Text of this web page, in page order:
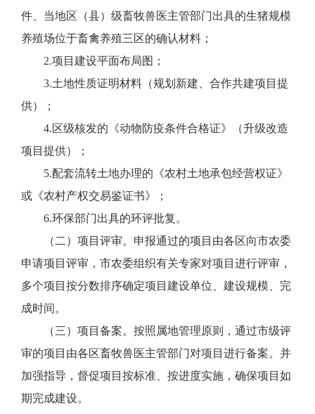
件、当地区（县）级畜牧兽医主管部门出具的生猪规模
养殖场位于畜禽养殖三区的确认材料；
2.项目建设平面布局图；
3.土地性质证明材料（规划新建、合作共建项目提
供）；
4.区级核发的《动物防疫条件合格证》（升级改造
项目提供）；
5.配套流转土地办理的《农村土地承包经营权证》
或《农村产权交易鉴证书》；
6.环保部门出具的环评批复。
（二）项目评审。申报通过的项目由各区向市农委
申请项目评审，市农委组织有关专家对项目进行评审，
多个项目按分数排序确定项目建设单位、建设规模、完
成时间。
（三）项目备案。按照属地管理原则，通过市级评
审的项目由各区畜牧兽医主管部门对项目进行备案。并
加强指导，督促项目按标准、按进度实施，确保项目如
期完成建设。